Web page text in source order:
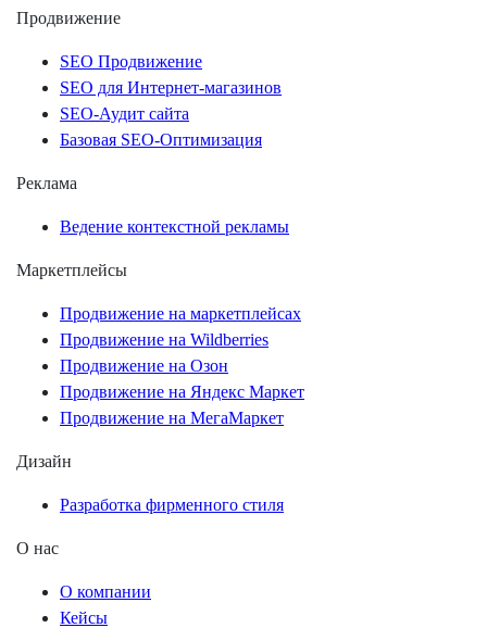
Продвижение
SEO Продвижение
SEO для Интернет-магазинов
SEO-Аудит сайта
Базовая SEO-Оптимизация
Реклама
Ведение контекстной рекламы
Маркетплейсы
Продвижение на маркетплейсах
Продвижение на Wildberries
Продвижение на Озон
Продвижение на Яндекс Маркет
Продвижение на МегаМаркет
Дизайн
Разработка фирменного стиля
О нас
О компании
Кейсы